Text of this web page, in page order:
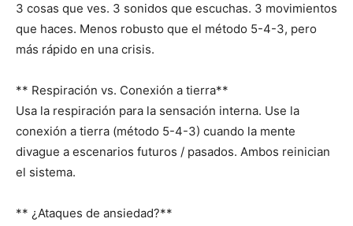
3 cosas que ves. 3 sonidos que escuchas. 3 movimientos
que haces. Menos robusto que el método 5-4-3, pero
más rápido en una crisis.
** Respiración vs. Conexión a tierra**
Usa la respiración para la sensación interna. Use la
conexión a tierra (método 5-4-3) cuando la mente
divague a escenarios futuros / pasados. Ambos reinician
el sistema.
** ¿Ataques de ansiedad?**